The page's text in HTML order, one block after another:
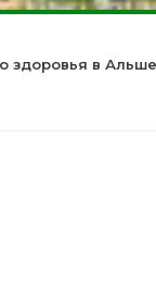
здоровья в